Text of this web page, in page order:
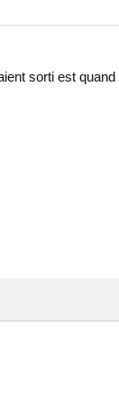
sorti est